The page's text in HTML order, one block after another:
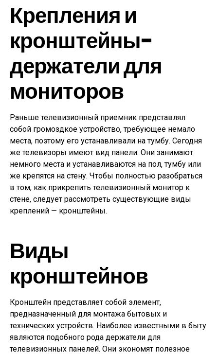
Крепления и
кронштейны-
держатели для
мониторов
Раньше телевизионный приемник представлял
собой громоздкое устройство, требующее немало
места, поэтому его устанавливали на тумбу. Сегодня
же телевизоры имеют вид панели. Они занимают
немного места и устанавливаются на пол, тумбу или
же крепятся на стену. Чтобы полностью разобраться
в том, как прикрепить телевизионный монитор к
стене, следует рассмотреть существующие виды
креплений — кронштейны.
Виды
кронштейнов
Кронштейн представляет собой элемент,
предназначенный для монтажа бытовых и
технических устройств. Наиболее известными в быту
являются подобного рода держатели для
телевизионных панелей. Они экономят полезное